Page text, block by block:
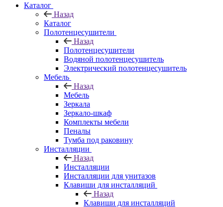
Каталог
Назад
Каталог
Полотенцесушители
Назад
Полотенцесушители
Водяной полотенцесушитель
Электрический полотенцесушитель
Мебель
Назад
Мебель
Зеркала
Зеркало-шкаф
Комплекты мебели
Пеналы
Тумба под раковину
Инсталляции
Назад
Инсталляции
Инсталляции для унитазов
Клавиши для инсталляций
Назад
Клавиши для инсталляций